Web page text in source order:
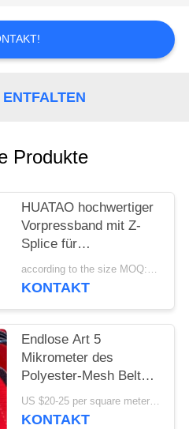
Produkte
HUATAO hochwertiger
Vorpressband mit Z-
Splice für
kontinuierliche Presse.according to the size MOQ:12 Stück
KONTAKT
Endlose Art 5
Mikrometer des
Polyester-Mesh Belt
Spunbond Nonwoven
Formation
US $20-25 per square meter MOQ:50 Quadratmeter
KONTAKT